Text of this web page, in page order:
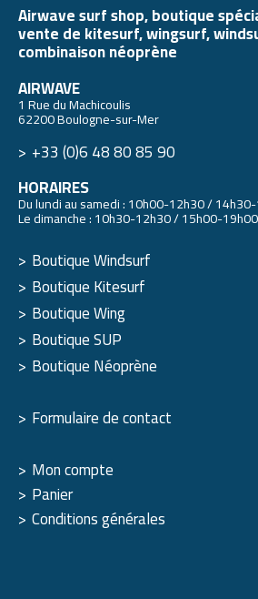
Airwave surf shop, boutique
vente de kitesurf, wingsurf,
combinaison néoprène
AIRWAVE
1 Rue du Machicoulis
62200 Boulogne-sur-Mer
+33 (0)6 48 80 85 90
HORAIRES
Du lundi au samedi : 10h00-12h30 /
Le dimanche : 10h30-12h30 / 15h00-19h00
Boutique Windsurf
Boutique Kitesurf
Boutique Wing
Boutique SUP
Boutique Néoprène
Formulaire de contact
Mon compte
Panier
Conditions générales